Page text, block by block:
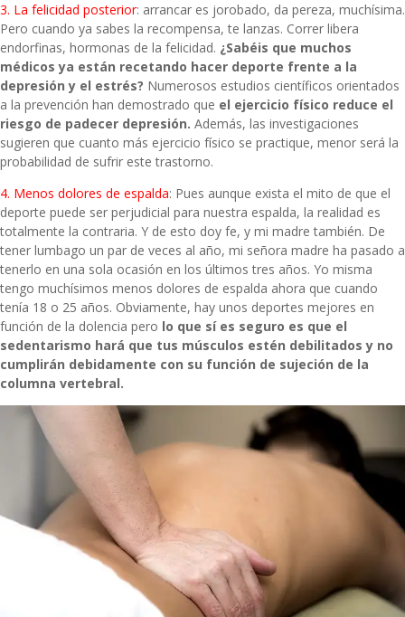
3. La felicidad posterior: arrancar es jorobado, da pereza, muchísima.
Pero cuando ya sabes la recompensa, te lanzas. Correr libera
endorfinas, hormonas de la felicidad. ¿Sabéis que muchos
médicos ya están recetando hacer deporte frente a la
depresión y el estrés? Numerosos estudios científicos orientados
a la prevención han demostrado que el ejercicio físico reduce el
riesgo de padecer depresión. Además, las investigaciones
sugieren que cuanto más ejercicio físico se practique, menor será la
probabilidad de sufrir este trastorno.
4. Menos dolores de espalda: Pues aunque exista el mito de que el
deporte puede ser perjudicial para nuestra espalda, la realidad es
totalmente la contraria. Y de esto doy fe, y mi madre también. De
tener lumbago un par de veces al año, mi señora madre ha pasado a
tenerlo en una sola ocasión en los últimos tres años. Yo misma
tengo muchísimos menos dolores de espalda ahora que cuando
tenía 18 o 25 años. Obviamente, hay unos deportes mejores en
función de la dolencia pero lo que sí es seguro es que el
sedentarismo hará que tus músculos estén debilitados y no
cumplirán debidamente con su función de sujeción de la
columna vertebral.